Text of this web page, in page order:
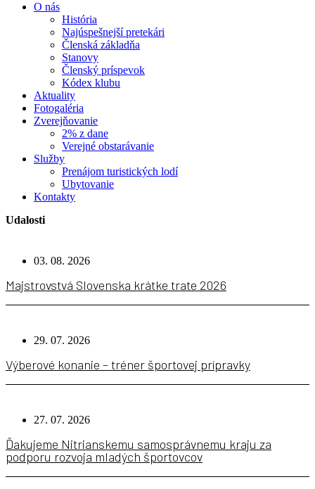
O nás
História
Najúspešnejší pretekári
Členská základňa
Stanovy
Členský príspevok
Kódex klubu
Aktuality
Fotogaléria
Zverejňovanie
2% z dane
Verejné obstarávanie
Služby
Prenájom turistických lodí
Ubytovanie
Kontakty
Udalosti
03. 08. 2026
Majstrovstvá Slovenska krátke trate 2026
29. 07. 2026
Výberové konanie – tréner športovej prípravky
27. 07. 2026
Ďakujeme Nitrianskemu samosprávnemu kraju za
podporu rozvoja mladých športovcov